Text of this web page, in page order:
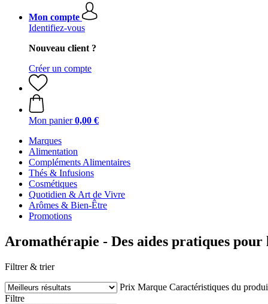
Mon compte
Identifiez-vous
Nouveau client ?
Créer un compte
Mon panier 0,00 €
Marques
Alimentation
Compléments Alimentaires
Thés & Infusions
Cosmétiques
Quotidien & Art de Vivre
Arômes & Bien-Être
Promotions
Aromathérapie - Des aides pratiques pour
Filtrer & trier
Prix Marque Caractéristiques du
Filtre